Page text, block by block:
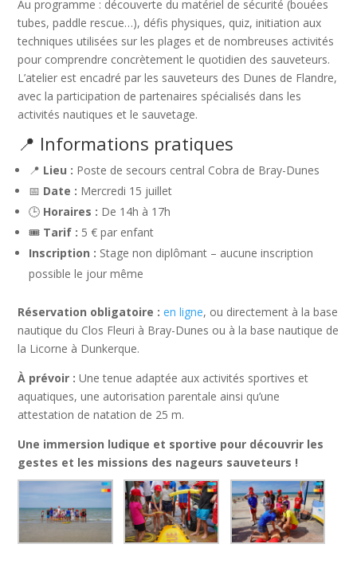
Au programme : découverte du matériel de sécurité (bouées
tubes, paddle rescue…), défis physiques, quiz, initiation aux
techniques utilisées sur les plages et de nombreuses activités
pour comprendre concrètement le quotidien des sauveteurs.
L’atelier est encadré par les sauveteurs des Dunes de Flandre,
avec la participation de partenaires spécialisés dans les
activités nautiques et le sauvetage.
📍 Informations pratiques
📍 Lieu : Poste de secours central Cobra de Bray-Dunes
📅 Date : Mercredi 15 juillet
🕒 Horaires : De 14h à 17h
🎟️ Tarif : 5 € par enfant
Inscription : Stage non diplômant – aucune inscription
possible le jour même
Réservation obligatoire : en ligne, ou directement à la base
nautique du Clos Fleuri à Bray-Dunes ou à la base nautique de
la Licorne à Dunkerque.
À prévoir : Une tenue adaptée aux activités sportives et
aquatiques, une autorisation parentale ainsi qu’une
attestation de natation de 25 m.
Une immersion ludique et sportive pour découvrir les
gestes et les missions des nageurs sauveteurs !